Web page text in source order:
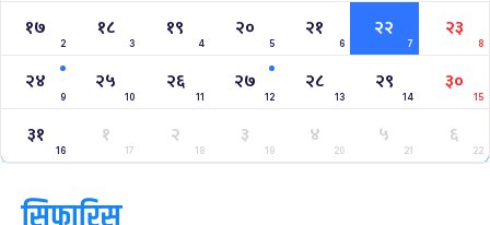
१७
2
१८
3
१९
4
२०
5
२१
6
२२
7
२३
8
२४
9
२५
10
२६
11
२७
12
२८
13
२९
14
३०
15
३१
16
१
17
२
18
३
19
४
20
५
21
६
22